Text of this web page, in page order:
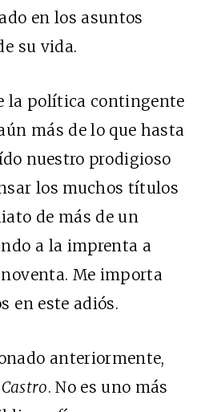
en los asuntos
su vida.
la política contingente
más de lo que hasta
nuestro prodigioso
los muchos títulos
de más de un
a la imprenta a
Me importa
en este adiós.
anteriormente,
. No es uno más